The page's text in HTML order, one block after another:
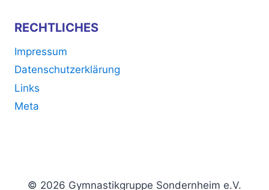
RECHTLICHES
Impressum
Datenschutzerklärung
Links
Meta
© 2026 Gymnastikgruppe Sondernheim e.V.